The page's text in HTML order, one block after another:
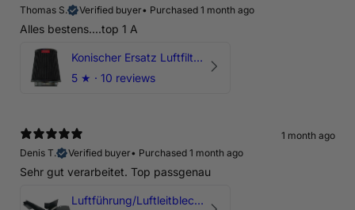
Thomas S.
Verified buyer• Purchased 1 month ago
Alles bestens....top 1 A
Konischer Ersatz Luftfilter Pilz - 4" & 5" Offene Ansaugung
5 ★ · 10 reviews
1 month ago
Denis T.
Verified buyer• Purchased 1 month ago
Sehr gut verarbeitet. Top passgenau
Luftführung/Luftleitblech 5" 125mm offene Ansaugung HPerformance